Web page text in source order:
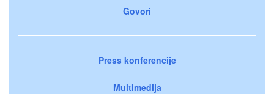
Govori
Press konferencije
Multimedija